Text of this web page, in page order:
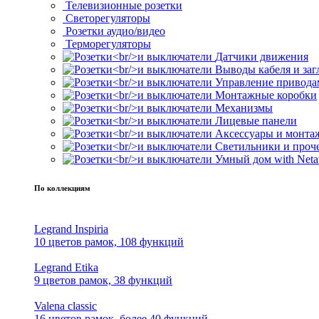
Телевизионные розетки
Светорегуляторы
Розетки аудио/видео
Терморегуляторы
Датчики движения
Выводы кабеля и
Управление
Монтажные коробки
Механизмы
Лицевые панели
Аксессуары и
Светильники и
Умный дом with
По коллекциям
Legrand Inspiria
10 цветов рамок, 108 функций
Legrand Etika
9 цветов рамок, 38 функций
Valena classic